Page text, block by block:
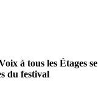
à tous les Étages se
du festival